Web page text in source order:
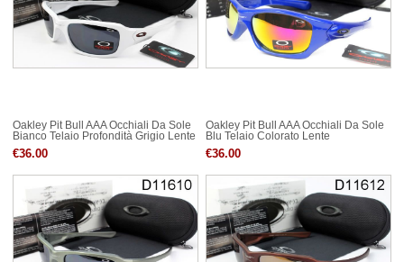
Oakley Pit Bull AAA Occhiali Da Sole
Bianco Telaio Profondità Grigio Lente
€36.00
Oakley Pit Bull AAA Occhiali Da Sole
Blu Telaio Colorato Lente
€36.00